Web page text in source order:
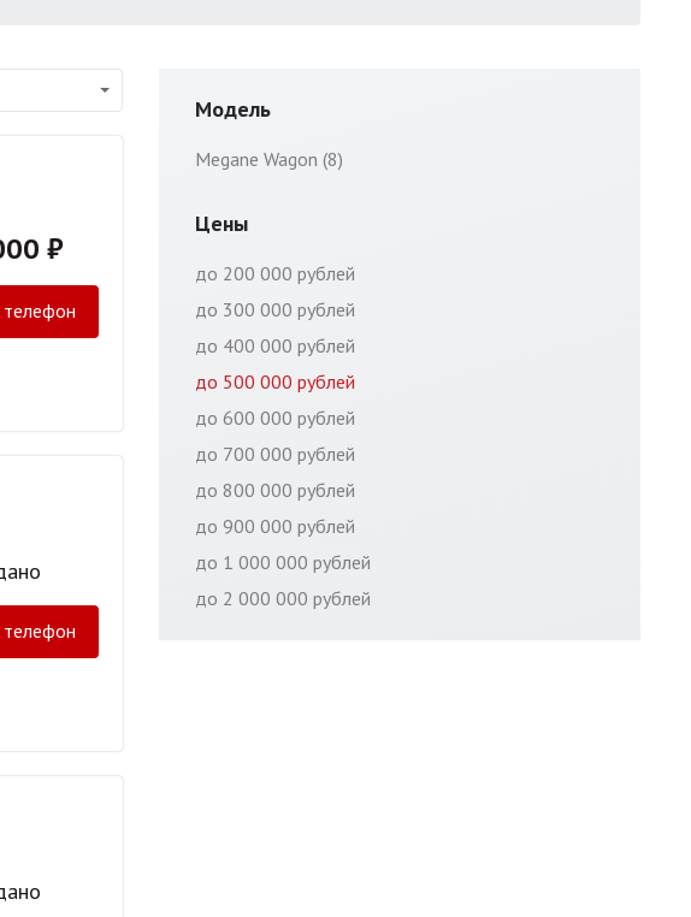
₽
телефон
телефон
Модель
Megane Wagon (8)
Цены
до 200 000 рублей
до 300 000 рублей
до 400 000 рублей
до 500 000 рублей
до 600 000 рублей
до 700 000 рублей
до 800 000 рублей
до 900 000 рублей
до 1 000 000 рублей
до 2 000 000 рублей